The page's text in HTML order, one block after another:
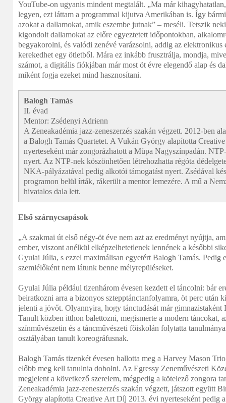
YouTube-on ugyanis mindent megtalált. „Ma már
legyen, ezt láttam a programmal kijutva Amerikában is. Így
azokat a dallamokat, amik eszembe jutnak” – meséli. Tetszik
kigondolt dallamokat az előre egyeztetett időpontokban,
begyakorolni, és valódi zenévé varázsolni, addig az elektronikus
kerekedhet egy ötletből. Mára ez inkább frusztrálja, mondja,
számot, a digitális fiókjában már most öt évre elegendő alap és
miként fogja ezeket mind hasznosítani.
Balogh Tamás
II. évad
Mentor: Zsédenyi Adrienn
A Zeneakadémia jazz-zeneszerzés szakán végzett. 2012-ben
a Balogh Tamás Quartetet. A Vukán György alapította
nyerteseként már zongorázhatott a Müpa Nagyszínpadán.
nyert. Az NTP-nek köszönhetően létrehozhatta régóta
NKA-pályázatával pedig alkotói támogatást nyert. Zsédával
programon belül írták, rákerült a mentor lemezére. A mű a
hivatalos dala lett.
Első szárnycsapások
„A szakmai út első négy-öt éve nem azt az eredményt nyújtja,
ember, viszont anélkül elképzelhetetlenek lennének a későbbi
Gyulai Júlia, s ezzel maximálisan egyetért Balogh Tamás. Pedig
szemlélőként nem látunk benne mélyrepüléseket.
Gyulai Júlia például tizenhárom évesen kezdett el táncolni: bár
beiratkozni arra a bizonyos sztepptánctanfolyamra, öt perc után
jelenti a jövőt. Olyannyira, hogy tánctudását már gimnazistaként
Tanult közben itthon balettozni, megismerte a modern táncokat,
színművészetin és a táncművészeti főiskolán folytatta
osztályában tanult koreográfusnak.
Balogh Tamás tizenkét évesen hallotta meg a Harvey Mason
előbb meg kell tanulnia dobolni. Az Egressy Zeneművészeti
megjelent a következő szerelem, mégpedig a kötelező zongora
Zeneakadémia jazz-zeneszerzés szakán végzett, játszott együtt
György alapította Creative Art Díj 2013. évi nyerteseként pedig